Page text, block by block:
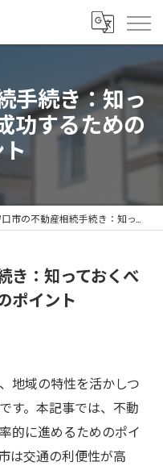
手続き：知っ
功するための
の不動産相続手続き：知っておくべき基本と成功するためのポイント
き：知っておくべ
ポイント
地域の特性を活かしつ
す。本記事では、不動
的に進めるためのポイ
は交通の利便性が高